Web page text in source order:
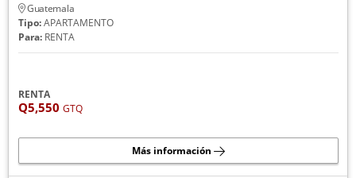
Guatemala
Tipo:APARTAMENTO
Para:RENTA
RENTA
Q5,550 GTQ
Más información